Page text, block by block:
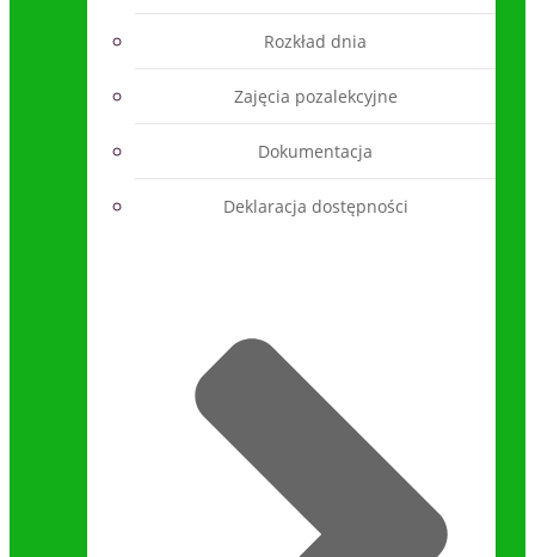
Rozkład dnia
Zajęcia pozalekcyjne
Dokumentacja
Deklaracja dostępności